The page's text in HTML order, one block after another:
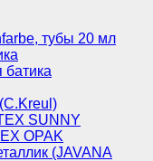
тубы 20 мл
SUNNY
OPAK
(JAVANA